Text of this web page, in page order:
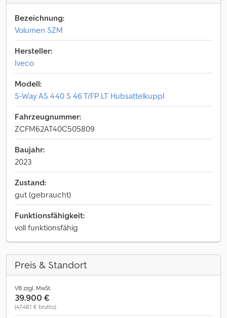
Bezeichnung:
Volumen SZM
Hersteller:
Iveco
Modell:
S-Way AS 440 S 46 T/FP LT Hubsattelkuppl
Fahrzeugnummer:
ZCFM62AT40C505809
Baujahr:
2023
Zustand:
gut (gebraucht)
Funktionsfähigkeit:
voll funktionsfähig
Preis & Standort
VB zzgl. MwSt.
39.900 €
(47.481 € brutto)